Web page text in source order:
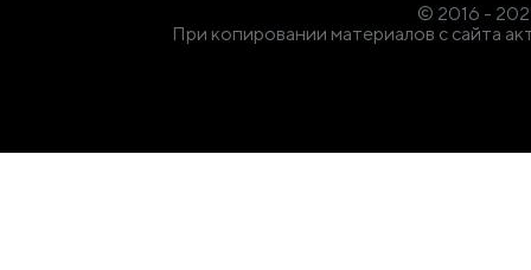
© 2016 -
При копировании материалов с сайта